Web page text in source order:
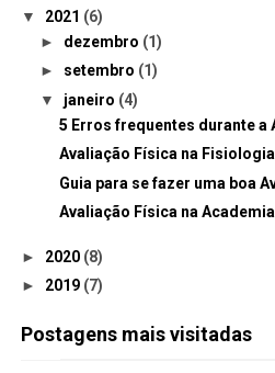
▼ 2021 (6)
► dezembro (1)
► setembro (1)
▼ janeiro (4)
5 Erros frequentes durante a
Avaliação Física na
Guia para se fazer uma boa
Avaliação Física na Academia
► 2020 (8)
► 2019 (7)
Postagens mais visitadas